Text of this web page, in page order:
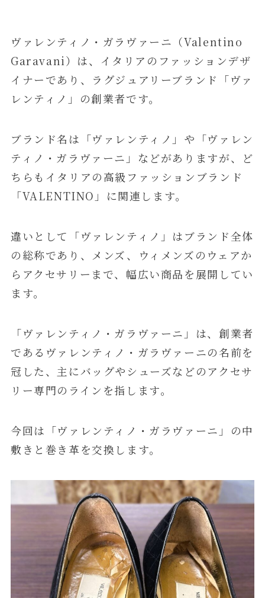
ヴァレンティノ・ガラヴァーニ（Valentino
Garavani）は、イタリアのファッションデザ
イナーであり、ラグジュアリーブランド「ヴァ
レンティノ」の創業者です。
ブランド名は「ヴァレンティノ」や「ヴァレン
ティノ・ガラヴァーニ」などがありますが、ど
ちらもイタリアの高級ファッションブランド
「VALENTINO」に関連します。
違いとして「ヴァレンティノ」はブランド全体
の総称であり、メンズ、ウィメンズのウェアか
らアクセサリーまで、幅広い商品を展開してい
ます。
「ヴァレンティノ・ガラヴァーニ」は、創業者
であるヴァレンティノ・ガラヴァーニの名前を
冠した、主にバッグやシューズなどのアクセサ
リー専門のラインを指します。
今回は「ヴァレンティノ・ガラヴァーニ」の中
敷きと巻き革を交換します。